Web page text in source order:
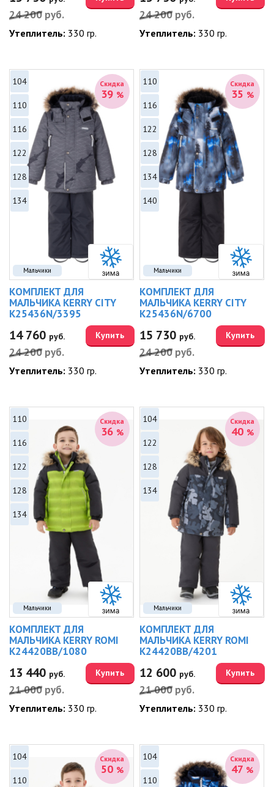
24 200 руб.
Утеплитель: 330 гр.
24 200 руб.
Утеплитель: 330 гр.
Мальчики
Скидка
39 %
104
110
116
122
128
134
КОМПЛЕКТ ДЛЯ
МАЛЬЧИКА KERRY CITY
K25436N/3395
14 760 руб.
24 200 руб.
Купить
Утеплитель: 330 гр.
Мальчики
Скидка
35 %
110
116
122
128
134
140
КОМПЛЕКТ ДЛЯ
МАЛЬЧИКА KERRY CITY
K25436N/6700
15 730 руб.
24 200 руб.
Купить
Утеплитель: 330 гр.
Мальчики
Скидка
36 %
110
116
122
128
134
КОМПЛЕКТ ДЛЯ
МАЛЬЧИКА KERRY ROMI
K24420BB/1080
13 440 руб.
21 000 руб.
Купить
Утеплитель: 330 гр.
Мальчики
Скидка
40 %
104
122
128
134
КОМПЛЕКТ ДЛЯ
МАЛЬЧИКА KERRY ROMI
K24420BB/4201
12 600 руб.
21 000 руб.
Купить
Утеплитель: 330 гр.
Скидка
50 %
104
110
Скидка
47 %
104
110